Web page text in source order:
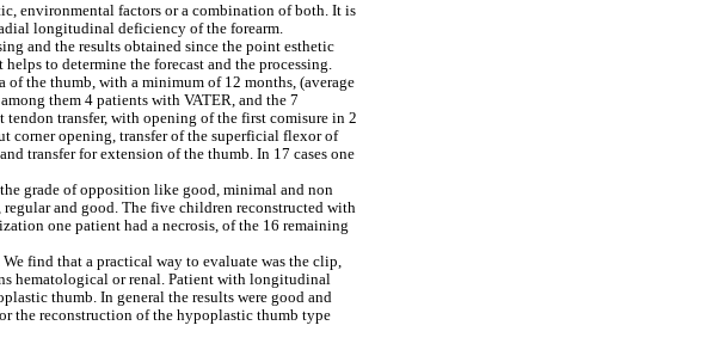
environmental factors or a combination of both. It is
longitudinal deficiency of the forearm.
and the results obtained since the point esthetic
to determine the forecast and the processing.
the thumb, with a minimum of 12 months, (average
them 4 patients with VATER, and the 7
transfer, with opening of the first comisure in 2
corner opening, transfer of the superficial flexor of
transfer for extension of the thumb. In 17 cases one
grade of opposition like good, minimal and non
and good. The five children reconstructed with
one patient had a necrosis, of the 16 remaining
find that a practical way to evaluate was the clip,
hematological or renal. Patient with longitudinal
thumb. In general the results were good and
the reconstruction of the hypoplastic thumb type